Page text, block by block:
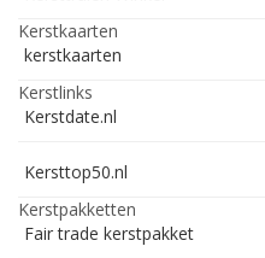
Kerstkaarten
kerstkaarten
Kerstlinks
Kerstdate.nl
Kersttop50.nl
Kerstpakketten
Fair trade kerstpakket